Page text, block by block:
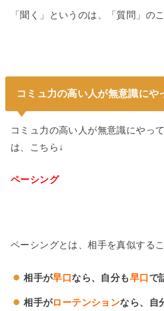
「聞く」というのは、「質問」の
コミュ力の高い人が無意識に
コミュ力の高い人が無意識にやっ
は、こちら↓
ペーシング
ペーシングとは、相手を真似するこ
相手が早口なら、自分も早口で
相手がローテンションなら、自